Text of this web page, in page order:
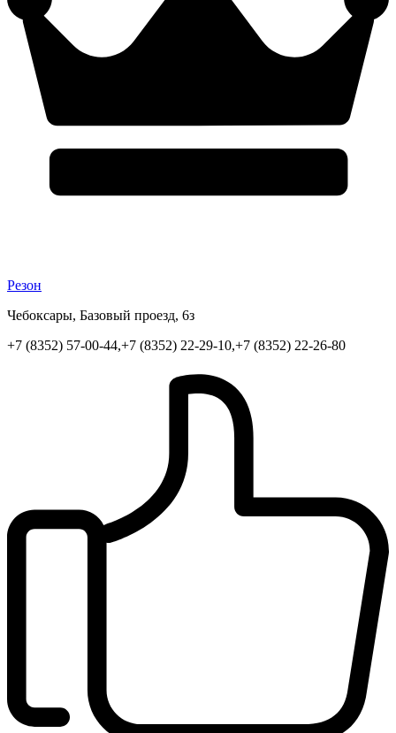
Резон
Чебоксары, Базовый проезд, 6з
+7 (8352) 57-00-44,+7 (8352) 22-29-10,+7 (8352) 22-26-80